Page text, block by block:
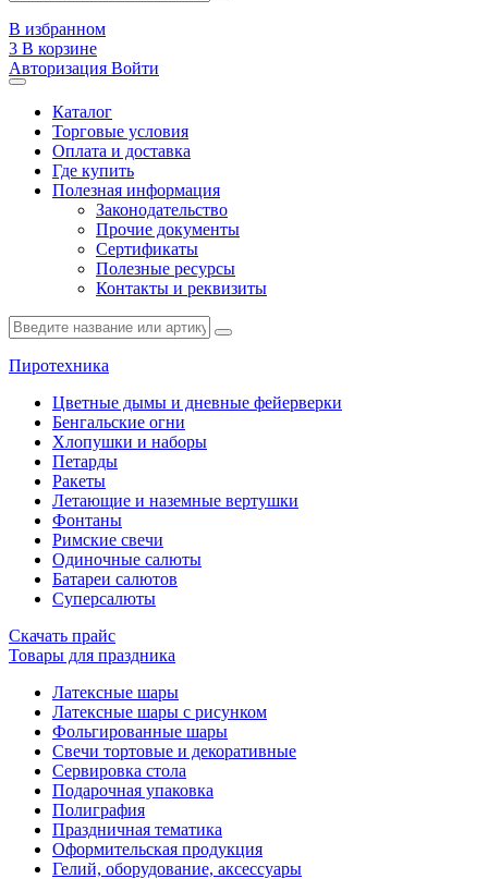
В избранном
3 В корзине
Авторизация Войти
Каталог
Торговые условия
Оплата и доставка
Где купить
Полезная информация
Законодательство
Прочие документы
Сертификаты
Полезные ресурсы
Контакты и реквизиты
Пиротехника
Цветные дымы и дневные фейерверки
Бенгальские огни
Хлопушки и наборы
Петарды
Ракеты
Летающие и наземные вертушки
Фонтаны
Римские свечи
Одиночные салюты
Батареи салютов
Суперсалюты
Скачать прайс
Товары для праздника
Латексные шары
Латексные шары с рисунком
Фольгированные шары
Свечи тортовые и декоративные
Сервировка стола
Подарочная упаковка
Полиграфия
Праздничная тематика
Оформительская продукция
Гелий, оборудование, аксессуары